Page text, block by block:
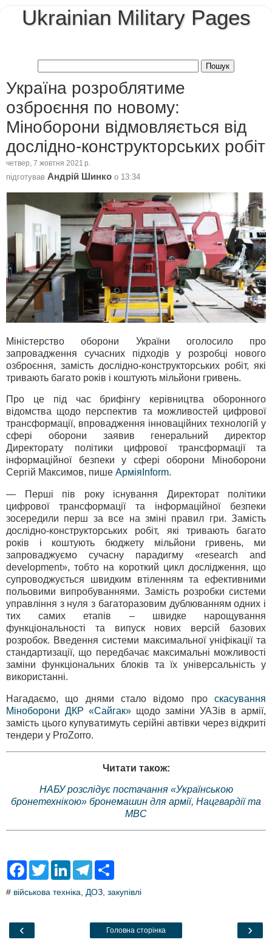
Ukrainian Military Pages
Україна розроблятиме
озброєння по новому:
Міноборони відмовляється від
дослідно-конструкторських робіт
четвер, 7 жовтня 2021 р.
підготував Андрій Шинко о 13:34
Міністерство оборони України оголосило про
запровадження сучасних підходів у розробці нового
озброєння, замість дослідно-конструкторських робіт, які
тривають багато років і коштують мільйони гривень.
Про це під час брифінгу керівництва оборонного
відомства щодо перспектив та можливостей цифрової
трансформації, впровадження інноваційних технологій у
сфері оборони заявив генеральний директор
Директорату політики цифрової трансформації та
інформаційної безпеки у сфері оборони Міноборони
Сергій Максимов, пише АрміяInform.
— Перші пів року існування Директорат політики
цифрової трансформації та інформаційної безпеки
зосередили перш за все на зміні правил гри. Замість
дослідно-конструкторських робіт, які тривають багато
років і коштують бюджету мільйони гривень, ми
запроваджуємо сучасну парадигму «research and
development», тобто на короткий цикл дослідження, що
супроводжується швидким втіленням та ефективними
польовими випробуваннями. Замість розробки системи
управління з нуля з багаторазовим дублюванням одних і
тих самих етапів – швидке нарощування
функціональності та випуск нових версій базових
розробок. Введення системи максимальної уніфікації та
стандартизації, що передбачає максимальні можливості
заміни функціональних блоків та їх універсальність у
використанні.
Нагадаємо, що днями стало відомо про скасування
Міноборони ДКР «Сайгак» щодо заміни УАЗів в армії,
замість цього купуватимуть серійні автівки через відкриті
тендери у ProZorro.
Читати також:
НАБУ розслідує постачання «Українською
бронетехнікою» бронемашин для армії, Нацгвардії та
МВС
F
e
o
T
t
L
k
T
e
a
r
# військова техніка, ДОЗ, закупівлі
‹ ›
Головна сторінка